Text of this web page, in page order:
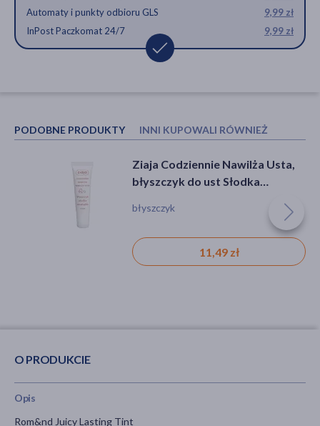
Automaty i punkty odbioru GLS
9,99 zł
InPost Paczkomat 24/7
9,99 zł
PODOBNE PRODUKTY INNI KUPOWALI RÓWNIEŻ
Ziaja Codziennie Nawilża Usta,
błyszczyk do ust Słodka
błyszczyk
11,49 zł
Bioderma Sensibio AR+ CC SPF
50+, ochronny krem kojący i
odcień jasny, 40 ml
balsam, ochrona przeciwsłoneczna,
podrażnienie, zaczerwienienie, bez
97,59 zł
O PRODUKCIE
Opis
Rom&nd Juicy Lasting Tint